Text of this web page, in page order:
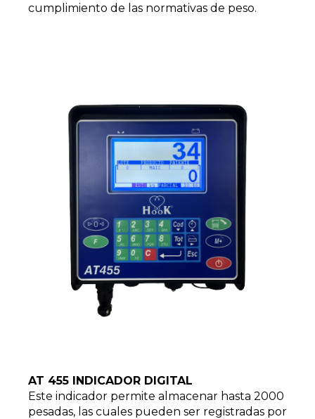
cumplimiento de las normativas de peso.
AT 455 INDICADOR DIGITAL
Este indicador permite almacenar hasta 2000
pesadas, las cuales pueden ser registradas por